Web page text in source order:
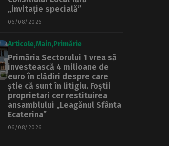
„invitație specială”
06/08/2026
Articole Main Primărie
Primăria Sectorului 1 vrea să
investească 4 milioane de
euro în clădiri despre care
știe că sunt în litigiu. Foștii
proprietari cer restituirea
ansamblului „Leagănul Sfânta
Ecaterina”
06/08/2026